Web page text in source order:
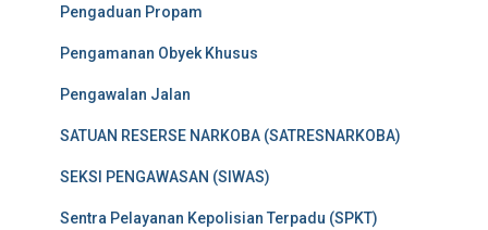
Pengaduan Propam
Pengamanan Obyek Khusus
Pengawalan Jalan
SATUAN RESERSE NARKOBA (SATRESNARKOBA)
SEKSI PENGAWASAN (SIWAS)
Sentra Pelayanan Kepolisian Terpadu (SPKT)